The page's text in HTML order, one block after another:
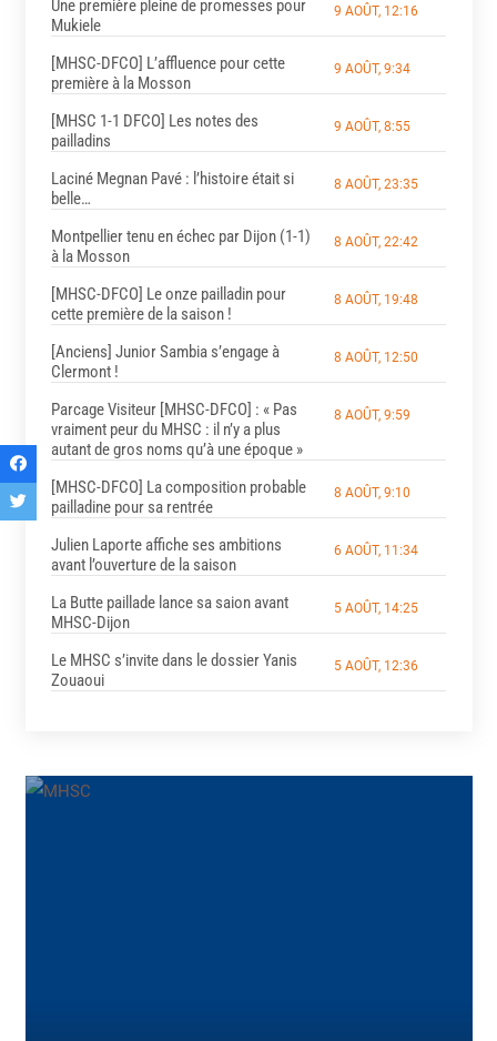
Une première pleine de promesses pour
Mukiele
9 AOÛT, 12:16
[MHSC-DFCO] L’affluence pour cette
première à la Mosson
9 AOÛT, 9:34
[MHSC 1-1 DFCO] Les notes des
pailladins
9 AOÛT, 8:55
Laciné Megnan Pavé : l’histoire était si
belle…
8 AOÛT, 23:35
Montpellier tenu en échec par Dijon (1-1)
à la Mosson
8 AOÛT, 22:42
[MHSC-DFCO] Le onze pailladin pour
cette première de la saison !
8 AOÛT, 19:48
[Anciens] Junior Sambia s’engage à
Clermont !
8 AOÛT, 12:50
Parcage Visiteur [MHSC-DFCO] : « Pas
vraiment peur du MHSC : il n’y a plus
autant de gros noms qu’à une époque »
8 AOÛT, 9:59
[MHSC-DFCO] La composition probable
pailladine pour sa rentrée
8 AOÛT, 9:10
Julien Laporte affiche ses ambitions
avant l’ouverture de la saison
6 AOÛT, 11:34
La Butte paillade lance sa saion avant
MHSC-Dijon
5 AOÛT, 14:25
Le MHSC s’invite dans le dossier Yanis
Zouaoui
5 AOÛT, 12:36